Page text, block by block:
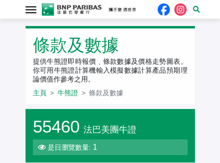
牛熊證
條款及數據
提供牛熊證即時報價﹑條款數據及價格走勢圖表。
你可用牛熊證計算機輸入模擬數據計算產品預期理
論價值作參考之用。
主頁
牛熊證 條款及數據
55460 法巴美團牛證
是日瀏覽數量: 1